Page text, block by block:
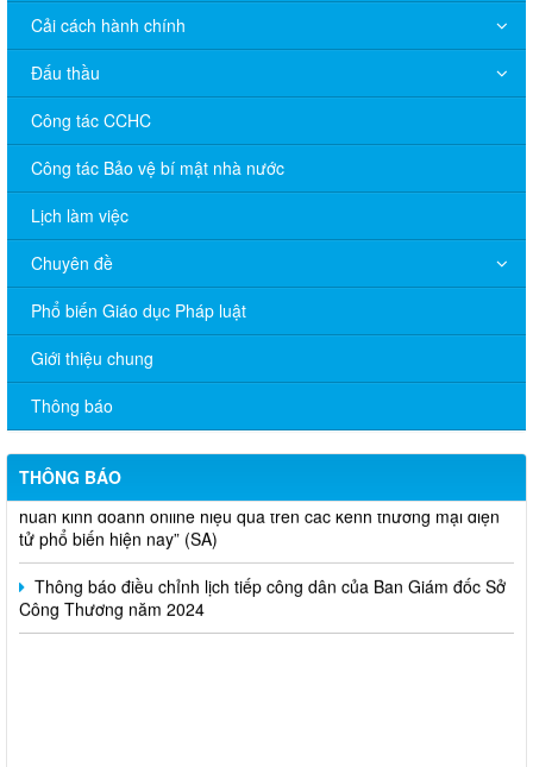
Cải cách hành chính
Đấu thầu
Công tác CCHC
Công tác Bảo vệ bí mật nhà nước
Lịch làm việc
Chuyên đề
Phổ biến Giáo dục Pháp luật
Giới thiệu chung
Thông báo
THÔNG BÁO
V/v đề nghị báo cáo hệ thống phân phối, nhãn hiệu hàng hóa
và hoạt động mua bán khí trên địa bàn tỉnh năm 2025 (nhắc lần
2).
Thông báo bán thanh lý tài sản công theo hình thức chỉ định
Thông báo lựa chọn nhà thầu thực hiện gói thầu: “tổ chức tập
huấn kinh doanh online hiệu quả trên các kênh thương mại điện
tử phổ biến hiện nay” (SA)
Thông báo điều chỉnh lịch tiếp công dân của Ban Giám đốc Sở
Công Thương năm 2024